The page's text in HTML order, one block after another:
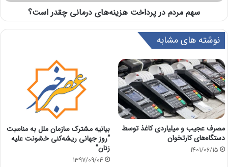
سهم مردم در پرداخت هزینه‌های درمانی چقدر است؟
نوشته های مشابه
مصرف عجیب و میلیاردی کاغذ توسط
دستگاه‌های کارتخوان
1401/06/15
بیانیه مشترک سازمان ملل به مناسبت
“روز جهانی ریشه‌کنی خشونت علیه
زنان”
1397/09/04